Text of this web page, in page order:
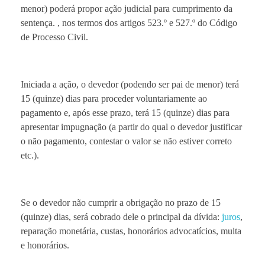
menor) poderá propor ação judicial para cumprimento da
sentença. , nos termos dos artigos 523.º e 527.º do Código
de Processo Civil.
Iniciada a ação, o devedor (podendo ser pai de menor) terá
15 (quinze) dias para proceder voluntariamente ao
pagamento e, após esse prazo, terá 15 (quinze) dias para
apresentar impugnação (a partir do qual o devedor justificar
o não pagamento, contestar o valor se não estiver correto
etc.).
Se o devedor não cumprir a obrigação no prazo de 15
(quinze) dias, será cobrado dele o principal da dívida: juros,
reparação monetária, custas, honorários advocatícios, multa
e honorários.